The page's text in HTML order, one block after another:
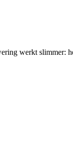
werkt slimmer: